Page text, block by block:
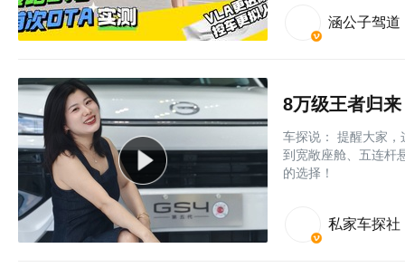
涵公子驾道
8万级王者归
车探说： 提醒大家
到宽敞座舱、五连杆
的选择！
私家车探社